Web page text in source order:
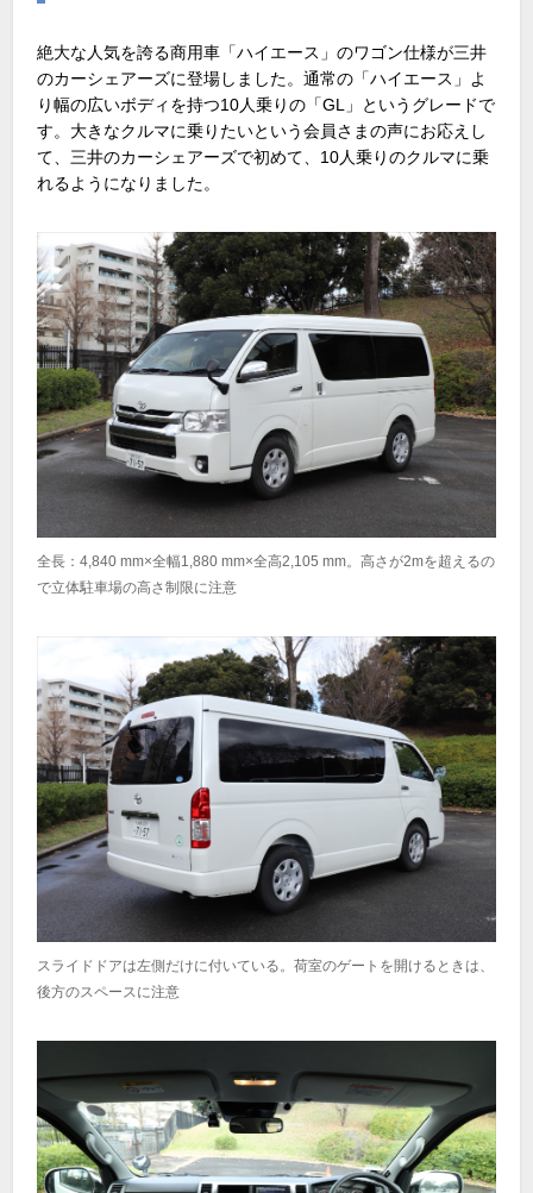
絶大な人気を誇る商用車「ハイエース」のワゴン仕様が三井
のカーシェアーズに登場しました。通常の「ハイエース」よ
り幅の広いボディを持つ10人乗りの「GL」というグレードで
す。大きなクルマに乗りたいという会員さまの声にお応えし
て、三井のカーシェアーズで初めて、10人乗りのクルマに乗
れるようになりました。
全長：4,840 mm×全幅1,880 mm×全高2,105 mm。高さが2mを超えるの
で立体駐車場の高さ制限に注意
スライドドアは左側だけに付いている。荷室のゲートを開けるときは、
後方のスペースに注意